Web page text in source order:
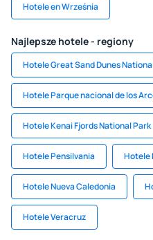
Hotele en Września
Najlepsze hotele - regiony
Hotele Great Sand Dunes
Hotele Parque nacional de los
Hotele Kenai Fjords National Park
Hotele Pensilvania Hotele
Hotele Nueva Caledonia
Hotele Veracruz